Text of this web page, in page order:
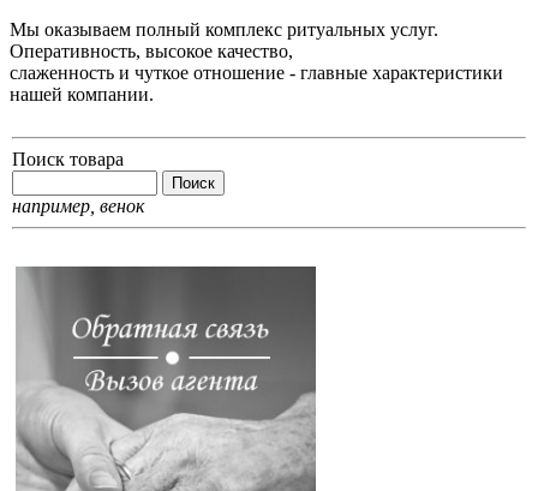
Мы оказываем полный комплекс ритуальных услуг.
Оперативность, высокое качество,
слаженность и чуткое отношение - главные характеристики
нашей компании.
Поиск товара
например, венок